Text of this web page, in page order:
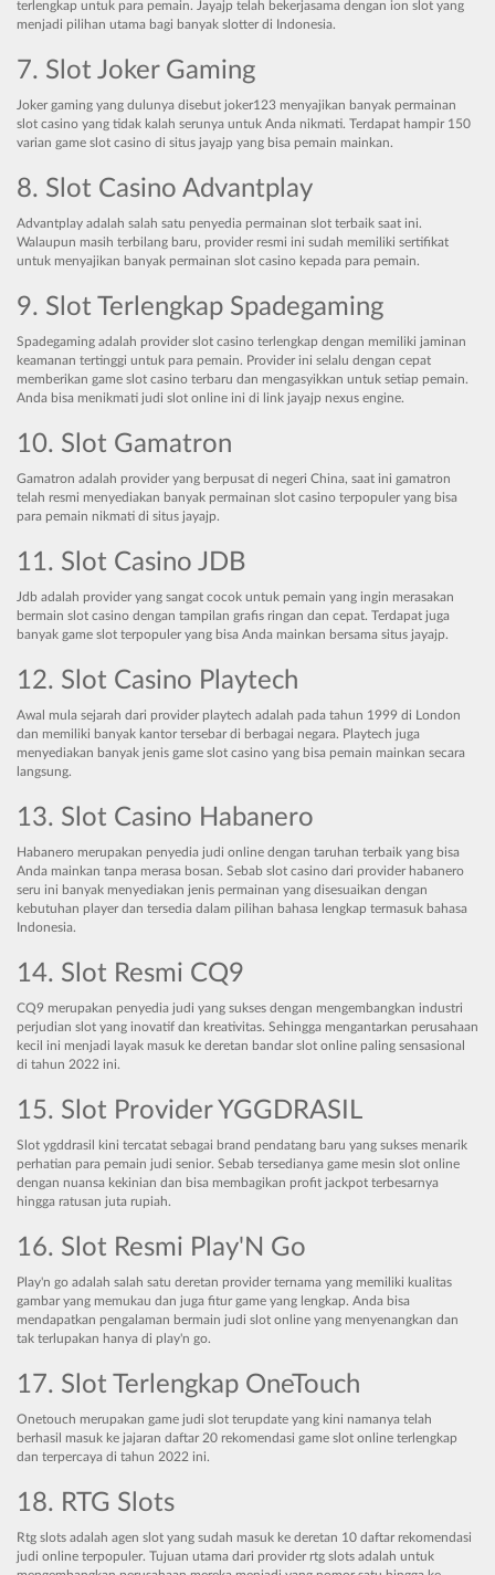
terlengkap untuk para pemain. Jayajp telah bekerjasama dengan ion slot yang
menjadi pilihan utama bagi banyak slotter di Indonesia.
7. Slot Joker Gaming
Joker gaming yang dulunya disebut joker123 menyajikan banyak permainan
slot casino yang tidak kalah serunya untuk Anda nikmati. Terdapat hampir 150
varian game slot casino di situs jayajp yang bisa pemain mainkan.
8. Slot Casino Advantplay
Advantplay adalah salah satu penyedia permainan slot terbaik saat ini.
Walaupun masih terbilang baru, provider resmi ini sudah memiliki sertifikat
untuk menyajikan banyak permainan slot casino kepada para pemain.
9. Slot Terlengkap Spadegaming
Spadegaming adalah provider slot casino terlengkap dengan memiliki jaminan
keamanan tertinggi untuk para pemain. Provider ini selalu dengan cepat
memberikan game slot casino terbaru dan mengasyikkan untuk setiap pemain.
Anda bisa menikmati judi slot online ini di link jayajp nexus engine.
10. Slot Gamatron
Gamatron adalah provider yang berpusat di negeri China, saat ini gamatron
telah resmi menyediakan banyak permainan slot casino terpopuler yang bisa
para pemain nikmati di situs jayajp.
11. Slot Casino JDB
Jdb adalah provider yang sangat cocok untuk pemain yang ingin merasakan
bermain slot casino dengan tampilan grafis ringan dan cepat. Terdapat juga
banyak game slot terpopuler yang bisa Anda mainkan bersama situs jayajp.
12. Slot Casino Playtech
Awal mula sejarah dari provider playtech adalah pada tahun 1999 di London
dan memiliki banyak kantor tersebar di berbagai negara. Playtech juga
menyediakan banyak jenis game slot casino yang bisa pemain mainkan secara
langsung.
13. Slot Casino Habanero
Habanero merupakan penyedia judi online dengan taruhan terbaik yang bisa
Anda mainkan tanpa merasa bosan. Sebab slot casino dari provider habanero
seru ini banyak menyediakan jenis permainan yang disesuaikan dengan
kebutuhan player dan tersedia dalam pilihan bahasa lengkap termasuk bahasa
Indonesia.
14. Slot Resmi CQ9
CQ9 merupakan penyedia judi yang sukses dengan mengembangkan industri
perjudian slot yang inovatif dan kreativitas. Sehingga mengantarkan perusahaan
kecil ini menjadi layak masuk ke deretan bandar slot online paling sensasional
di tahun 2022 ini.
15. Slot Provider YGGDRASIL
Slot ygddrasil kini tercatat sebagai brand pendatang baru yang sukses menarik
perhatian para pemain judi senior. Sebab tersedianya game mesin slot online
dengan nuansa kekinian dan bisa membagikan profit jackpot terbesarnya
hingga ratusan juta rupiah.
16. Slot Resmi Play'N Go
Play'n go adalah salah satu deretan provider ternama yang memiliki kualitas
gambar yang memukau dan juga fitur game yang lengkap. Anda bisa
mendapatkan pengalaman bermain judi slot online yang menyenangkan dan
tak terlupakan hanya di play'n go.
17. Slot Terlengkap OneTouch
Onetouch merupakan game judi slot terupdate yang kini namanya telah
berhasil masuk ke jajaran daftar 20 rekomendasi game slot online terlengkap
dan terpercaya di tahun 2022 ini.
18. RTG Slots
Rtg slots adalah agen slot yang sudah masuk ke deretan 10 daftar rekomendasi
judi online terpopuler. Tujuan utama dari provider rtg slots adalah untuk